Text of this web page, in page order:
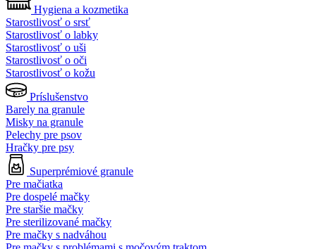
Hygiena a kozmetika
Starostlivosť o srsť
Starostlivosť o labky
Starostlivosť o uši
Starostlivosť o oči
Starostlivosť o kožu
Príslušenstvo
Barely na granule
Misky na granule
Pelechy pre psov
Hračky pre psy
Superprémiové granule
Pre mačiatka
Pre dospelé mačky
Pre staršie mačky
Pre sterilizované mačky
Pre mačky s nadváhou